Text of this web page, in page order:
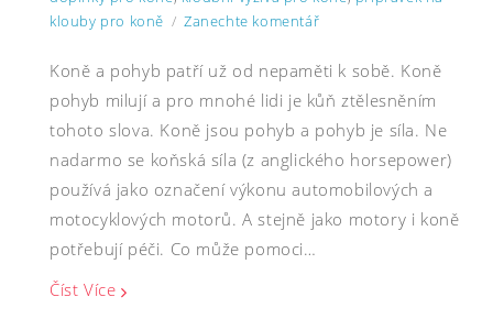
klouby pro koně
Zanechte komentářon
pro
koně
dopřejte
svým
koním
bezbolestný
Koně a pohyb patří už od nepaměti k sobě. Koně
pohyb milují a pro mnohé lidi je kůň ztělesněním
tohoto slova. Koně jsou pohyb a pohyb je síla. Ne
nadarmo se koňská síla (z anglického horsepower)
používá jako označení výkonu automobilových a
motocyklových motorů. A stejně jako motory i koně
potřebují péči. Co může pomoci…
Číst Více